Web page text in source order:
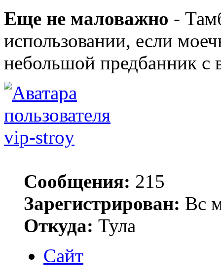
Еще не маловажно -
использовании, если
небольшой предбанник с
vip-stroy
Сообщения: 215
Зарегистрирован: Вс
Откуда: Тула
Сайт